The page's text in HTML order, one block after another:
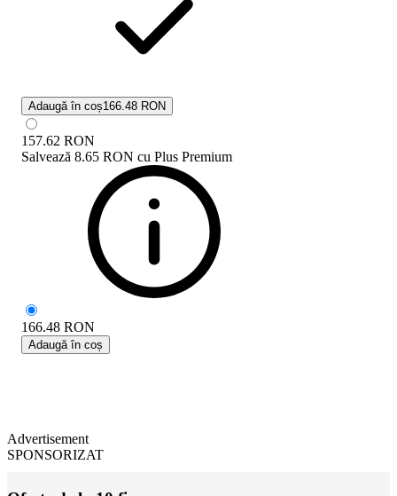
Adaugă în coș166.48 RON
157.62 RON
Salvează 8.65 RON cu Plus Premium
166.48 RON
Adaugă în coș
Advertisement
SPONSORIZAT